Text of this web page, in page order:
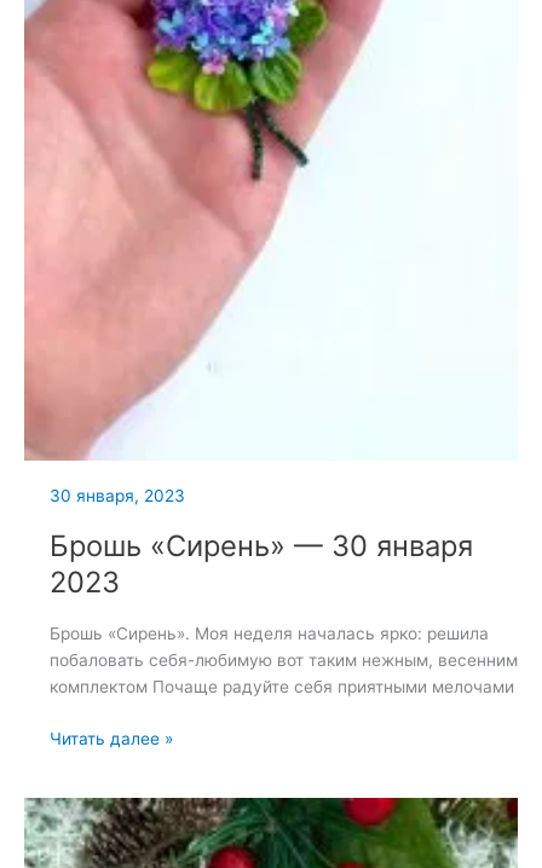
30 января, 2023
Брошь «Сирень» — 30 января
2023
Брошь «Сирень». Моя неделя началась ярко: решила
побаловать себя-любимую вот таким нежным, весенним
комплектом Почаще радуйте себя приятными мелочами
Брошь
30
января
Читать далее »